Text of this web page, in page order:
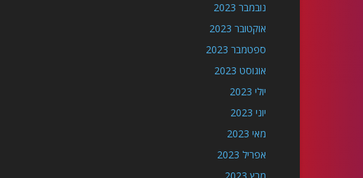
נובמבר 2023
אוקטובר 2023
ספטמבר 2023
אוגוסט 2023
יולי 2023
יוני 2023
מאי 2023
אפריל 2023